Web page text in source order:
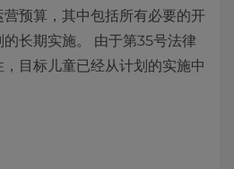
预算，其中包括所有必要的开
长期实施。 由于第35号法律
目标儿童已经从计划的实施中